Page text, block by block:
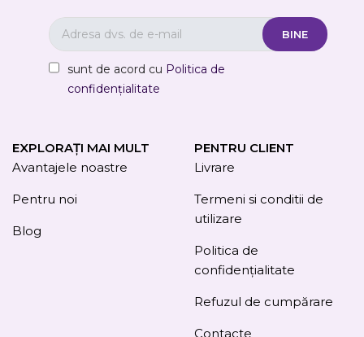
sunt de acord cu Politica de
confidențialitate
EXPLORAȚI MAI MULT
Avantajele noastre
Pentru noi
Blog
PENTRU CLIENT
Livrare
Termeni si conditii de
utilizare
Politica de
confidențialitate
Refuzul de cumpărare
Contacte